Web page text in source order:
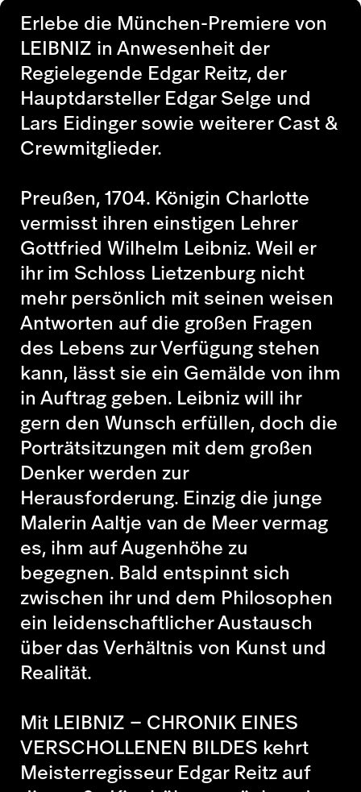
Erlebe die München-Premiere von
LEIBNIZ in Anwesenheit der
Regielegende Edgar Reitz, der
Hauptdarsteller Edgar Selge und
Lars Eidinger sowie weiterer Cast &
Crewmitglieder.
Preußen, 1704. Königin Charlotte
vermisst ihren einstigen Lehrer
Gottfried Wilhelm Leibniz. Weil er
ihr im Schloss Lietzenburg nicht
mehr persönlich mit seinen weisen
Antworten auf die großen Fragen
des Lebens zur Verfügung stehen
kann, lässt sie ein Gemälde von ihm
in Auftrag geben. Leibniz will ihr
gern den Wunsch erfüllen, doch die
Porträtsitzungen mit dem großen
Denker werden zur
Herausforderung. Einzig die junge
Malerin Aaltje van de Meer vermag
es, ihm auf Augenhöhe zu
begegnen. Bald entspinnt sich
zwischen ihr und dem Philosophen
ein leidenschaftlicher Austausch
über das Verhältnis von Kunst und
Realität.
Mit LEIBNIZ – CHRONIK EINES
VERSCHOLLENEN BILDES kehrt
Meisterregisseur Edgar Reitz auf